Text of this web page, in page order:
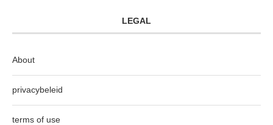
LEGAL
About
privacybeleid
terms of use